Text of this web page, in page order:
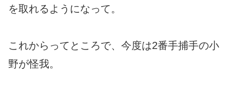
を取れるようになって。
これからってところで、今度は2番手捕手の小
野が怪我。